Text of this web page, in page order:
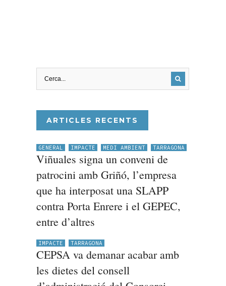
ARTICLES RECENTS
GENERAL IMPACTE MEDI AMBIENT TARRAGONA
Viñuales signa un conveni de
patrocini amb Griñó, l’empresa
que ha interposat una SLAPP
contra Porta Enrere i el GEPEC,
entre d’altres
IMPACTE TARRAGONA
CEPSA va demanar acabar amb
les dietes del consell